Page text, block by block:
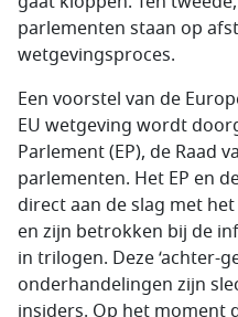
parlementen staan op
wetgevingsproces.
Een voorstel van de
EU wetgeving wordt
Parlement (EP), de Raad
parlementen. Het EP en
direct aan de slag met
en zijn betrokken bij de
in trilogen. Deze ‘achter-
onderhandelingen zijn
insiders. Op het moment